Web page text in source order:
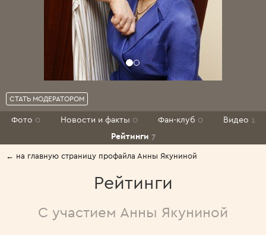
СТАТЬ МОДЕРАТОРОМ
Фото 0 Новости и факты 0 Фан-клуб 0 Видео 1
Рейтинги 7
← на главную страницу профайла Анны Якуниной
Рейтинги
С участием Анны Якуниной